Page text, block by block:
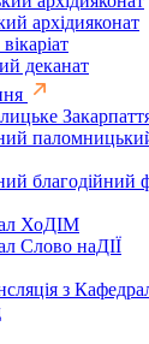
архідияконат
деканат
ХоДІМ
Слово наДІЇ
з